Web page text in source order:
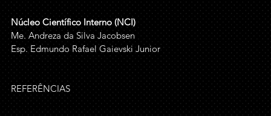
Núcleo Científico Interno (NCI)
Me. Andreza da Silva Jacobsen
Esp. Edmundo Rafael Gaievski Junior
REFERÊNCIAS